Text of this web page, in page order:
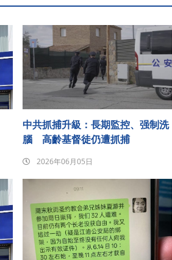
中共抓捕升級：長期監控、强制洗
腦 高齡基督徒仍遭抓捕
2026年06月05日